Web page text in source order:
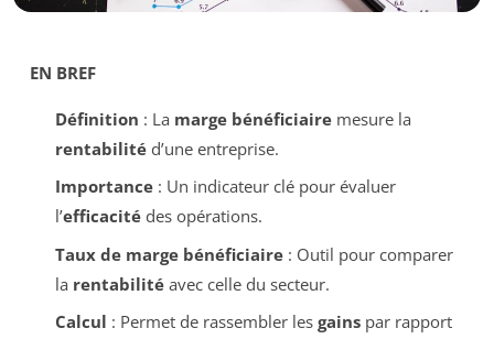
EN BREF
Définition : La marge bénéficiairemesure la
rentabilitéd’une entreprise.
Importance: Un indicateur clé pour évaluer
l’efficacitédes opérations.
Taux de marge bénéficiaire: Outil pour comparer
la rentabilitéavec celle du secteur.
Calcul : Permet de rassembler les gainspar rapport